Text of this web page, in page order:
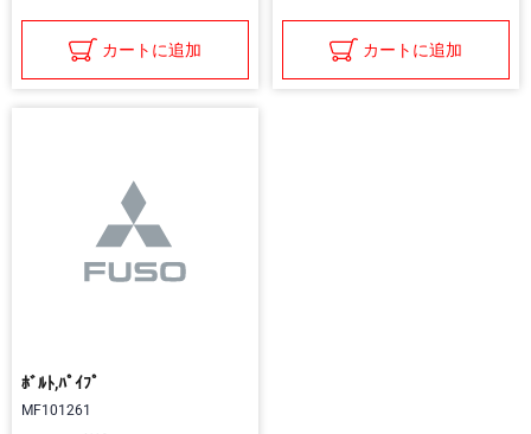
カートに追加 カートに追加
ﾎﾞﾙﾄ,ﾊﾟｲﾌﾟ
MF101261